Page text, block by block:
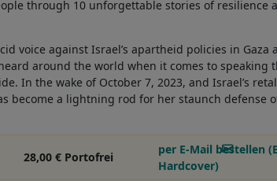
through 10 unforgettable stories of resilience
voice against Israel’s apartheid policies in Gaza
around the world when it comes to speaking
In the wake of October 7, 2023, and Israel’s
become a lightning rod for her staunch defense
28,00 € Portofrei
per E-Mail bestellen
Hardcover)